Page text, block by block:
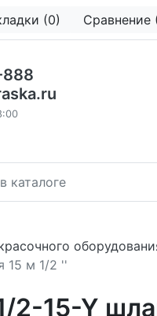
(0) Сравнение
15 м 1/2 ''
2-15-Y